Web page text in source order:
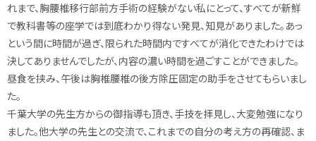
れまで、胸腰椎移行部前方手術の経験がない私にとって、すべてが新鮮
で教科書等の座学では到底わかり得ない発見、知見がありました。あっ
という間に時間が過ぎ、限られた時間内ですべてが消化できたわけでは
決してありませんでしたが、内容の濃い時間を過ごすことができました。
昼食を挟み、午後は胸椎腰椎の後方除圧固定の助手をさせてもらいまし
た。
千葉大学の先生方からの御指導も頂き、手技を拝見し、大変勉強になり
ました。他大学の先生との交流で、これまでの自分の考え方の再確認、ま